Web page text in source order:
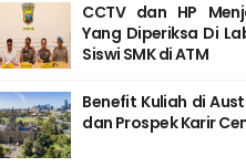
CCTV dan HP
Yang Diperiksa Di
Siswi SMK di ATM
Benefit Kuliah di
dan Prospek Karir